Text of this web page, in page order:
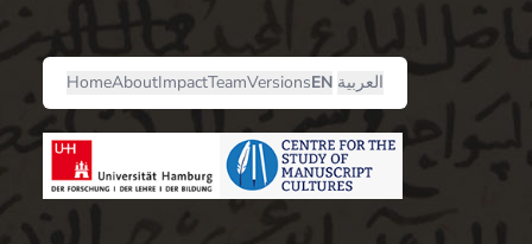
HomeAboutImpactTeamVersionsEN العربية